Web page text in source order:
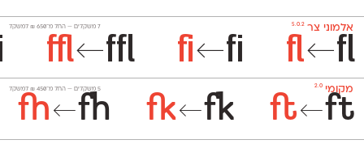
אלמוני צר 5.0.2 ‫7 משקלים — החל מ־ 650
₪למשקל ffl←ffl fi←fi fl←fl
מקומי 2.0 ‫5 משקלים — החל מ־450
₪למשקל
fh←fh fk←fk ft←ft